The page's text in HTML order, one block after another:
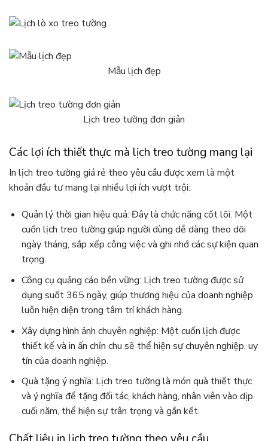
Mẫu lịch đẹp
Lịch treo tường đơn giản
Các lợi ích thiết thực mà lịch treo tường mang lại
In lịch treo tường giá rẻ theo yêu cầu được xem là một
khoản đầu tư mang lại nhiều lợi ích vượt trội:
Quản lý thời gian hiệu quả: Đây là chức năng cốt lõi. Một
cuốn lịch treo tường giúp người dùng dễ dàng theo dõi
ngày tháng, sắp xếp công việc và ghi nhớ các sự kiện quan
trọng.
Công cụ quảng cáo bền vững: Lịch treo tường được sử
dụng suốt 365 ngày, giúp thương hiệu của doanh nghiệp
luôn hiện diện trong tâm trí khách hàng.
Xây dựng hình ảnh chuyên nghiệp: Một cuốn lịch được
thiết kế và in ấn chỉn chu sẽ thể hiện sự chuyên nghiệp, uy
tín của doanh nghiệp.
Quà tặng ý nghĩa: Lịch treo tường là món quà thiết thực
và ý nghĩa để tặng đối tác, khách hàng, nhân viên vào dịp
cuối năm, thể hiện sự trân trọng và gắn kết.